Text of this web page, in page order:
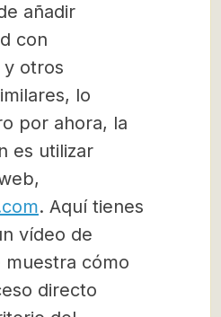
añadir
con
otros
lo
por ahora, la
es utilizar
. Aquí tienes
vídeo de
muestra cómo
directo